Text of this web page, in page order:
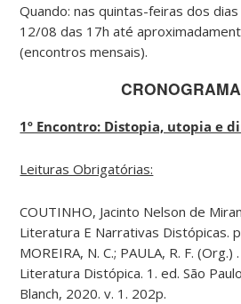
Quando: nas quintas-feiras dos
12/08 das 17h até
(encontros mensais).
CRONOGRAMA
1º Encontro: Distopia, utopia e
Leituras Obrigatórias:
COUTINHO, Jacinto Nelson de
Literatura E Narrativas Distópicas.
MOREIRA, N. C.; PAULA, R. F.
Literatura Distópica. 1. ed. São
Blanch, 2020. v. 1. 202p.